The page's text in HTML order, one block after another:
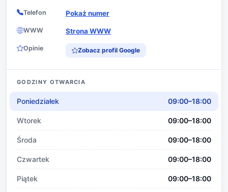
Telefon Pokaż numer
WWW Strona WWW
Opinie Zobacz profil Google
GODZINY OTWARCIA
Poniedziałek 09:00–18:00
Wtorek 09:00–18:00
Środa 09:00–18:00
Czwartek 09:00–18:00
Piątek 09:00–18:00